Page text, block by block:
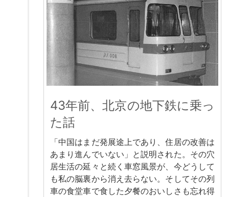
43年前、北京の地下鉄に乗っ
た話
「中国はまだ発展途上であり、住居の改善は
あまり進んでいない」と説明された。その穴
居生活の延々と続く車窓風景が、今どうして
も私の脳裏から消え去らない。そしてその列
車の食堂車で食した夕餐のおいしさも忘れ得